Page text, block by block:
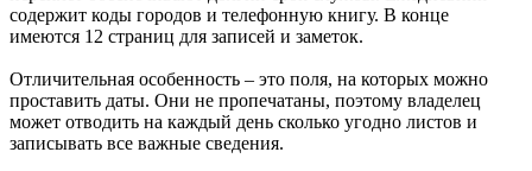
содержит коды городов и телефонную книгу. В конце
имеются 12 страниц для записей и заметок.
Отличительная особенность – это поля, на которых можно
проставить даты. Они не пропечатаны, поэтому владелец
может отводить на каждый день сколько угодно листов и
записывать все важные сведения.